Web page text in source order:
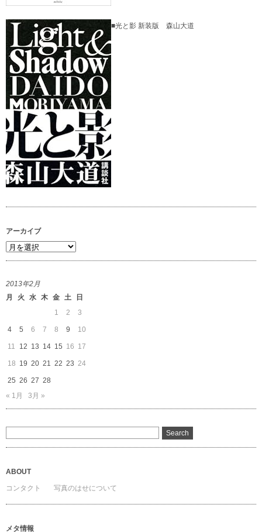
■光と影 新装版 森山大道
アーカイブ
ア
ー
イ
ブ
2013年2月
月
火 水 木 金 土
日
1
2 3
4 5 6 7 8 9 10
11 12 13 14 15 16 17
18 19 20 21 22 23 24
25 26 27 28
« 1月
3月 »
ABOUT
コンタクト
写真のはせについて
メタ情報